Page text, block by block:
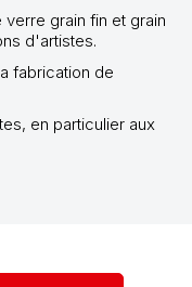
grain fin et grain
d'artistes.
fabrication de
en particulier aux